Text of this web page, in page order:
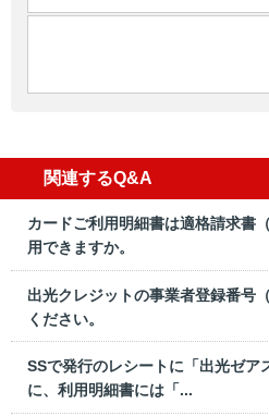
関連するQ&A
カードご利用明細書は適格請求書
用できますか。
出光クレジットの事業者登録番号
ください。
SSで発行のレシートに「出光ゼア
に、利用明細書には「...